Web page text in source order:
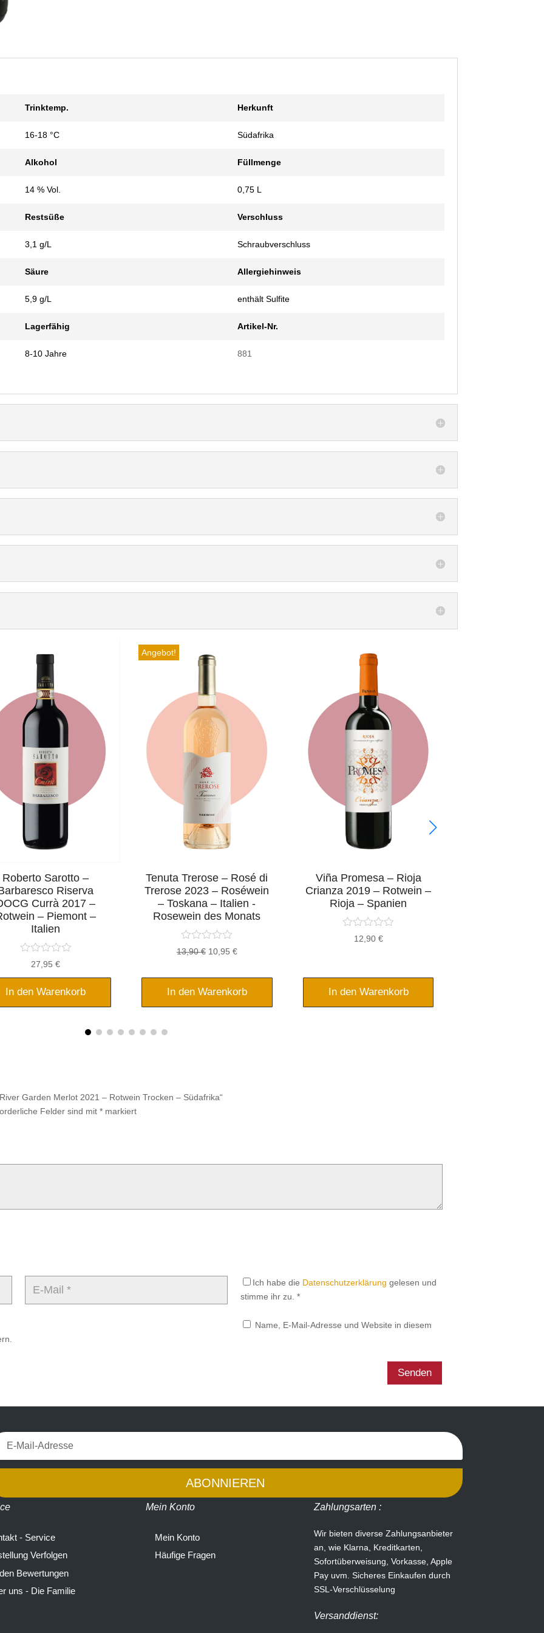
Trinktemp. Herkunft
16-18 °C Südafrika
Alkohol Füllmenge
14 % Vol. 0,75 L
Restsüße Verschluss
3,1 g/L Schraubverschluss
Säure Allergiehinweis
5,9 g/L enthält Sulfite
Lagerfähig Artikel-Nr.
8-10 Jahre 881
Roberto Sarotto –
Riserva
Currà 2017 –
– Piemont –
Italien
27,95€
In den Warenkorb
Angebot!
Tenuta Trerose – Rosé di
Trerose 2023 – Roséwein
– Toskana – Italien -
Rosewein des Monats
13,90€ Ursprünglicher
war:
13,90 €
10,95 €Aktueller
ist:
10,95 €.
In den Warenkorb
Viña Promesa – Rioja
Crianza 2019 – Rotwein –
Rioja – Spanien
12,90 €
In den Warenkorb
Garden Merlot 2021 – Rotwein Trocken – Südafrika“
Felder sind mit* markiert
Ich habe die Datenschutzerklärung gelesen und
stimme ihr zu. *
Name, E-Mail-Adresse und Website in diesem
Senden
ABONNIEREN
- Service
Verfolgen
Bewertungen
uns - Die Familie
Mein Konto
Mein Konto
Häufige Fragen
Zahlungsarten :
Wir bieten diverse Zahlungsanbieter
an, wie Klarna, Kreditkarten,
Sofortüberweisung, Vorkasse, Apple
Pay uvm. Sicheres Einkaufen durch
SSL-Verschlüsselung
Versanddienst: